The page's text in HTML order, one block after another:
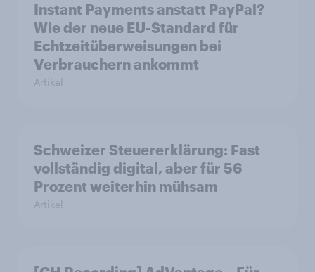
Instant Payments anstatt PayPal?
Wie der neue EU-Standard für
Echtzeitüberweisungen bei
Verbrauchern ankommt
Artikel
Schweizer Steuererklärung: Fast
vollständig digital, aber für 56
Prozent weiterhin mühsam
Artikel